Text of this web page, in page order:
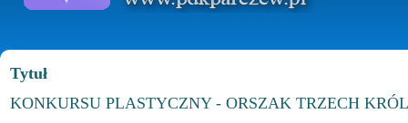
Tytuł
KONKURSU PLASTYCZNY - ORSZAK TRZECH